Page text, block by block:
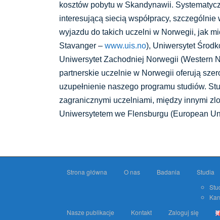
kosztów pobytu w Skandynawii.
interesującą siecią współpracy,
wyjazdu do takich uczelni w Norwegii, jak
Stavanger – www.uis.no), Uniwersytet
Uniwersytet Zachodniej Norwegii (Western
partnerskie uczelnie w Norwegii oferują
uzupełnienie naszego programu studiów.
zagranicznymi uczelniami, między innymi
Uniwersytetem we Flensburgu (European
Strona główna O nas Badania
Studia
Nasze publikacje Kontakt Zaloguj się